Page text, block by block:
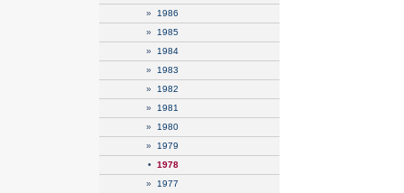
» 1986
» 1985
» 1984
» 1983
» 1982
» 1981
» 1980
» 1979
• 1978
» 1977